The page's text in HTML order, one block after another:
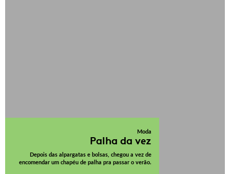
Moda
Palha da vez
Depois das alpargatas e bolsas, chegou a vez de
encomendar um chapéu de palha pra passar o verão.